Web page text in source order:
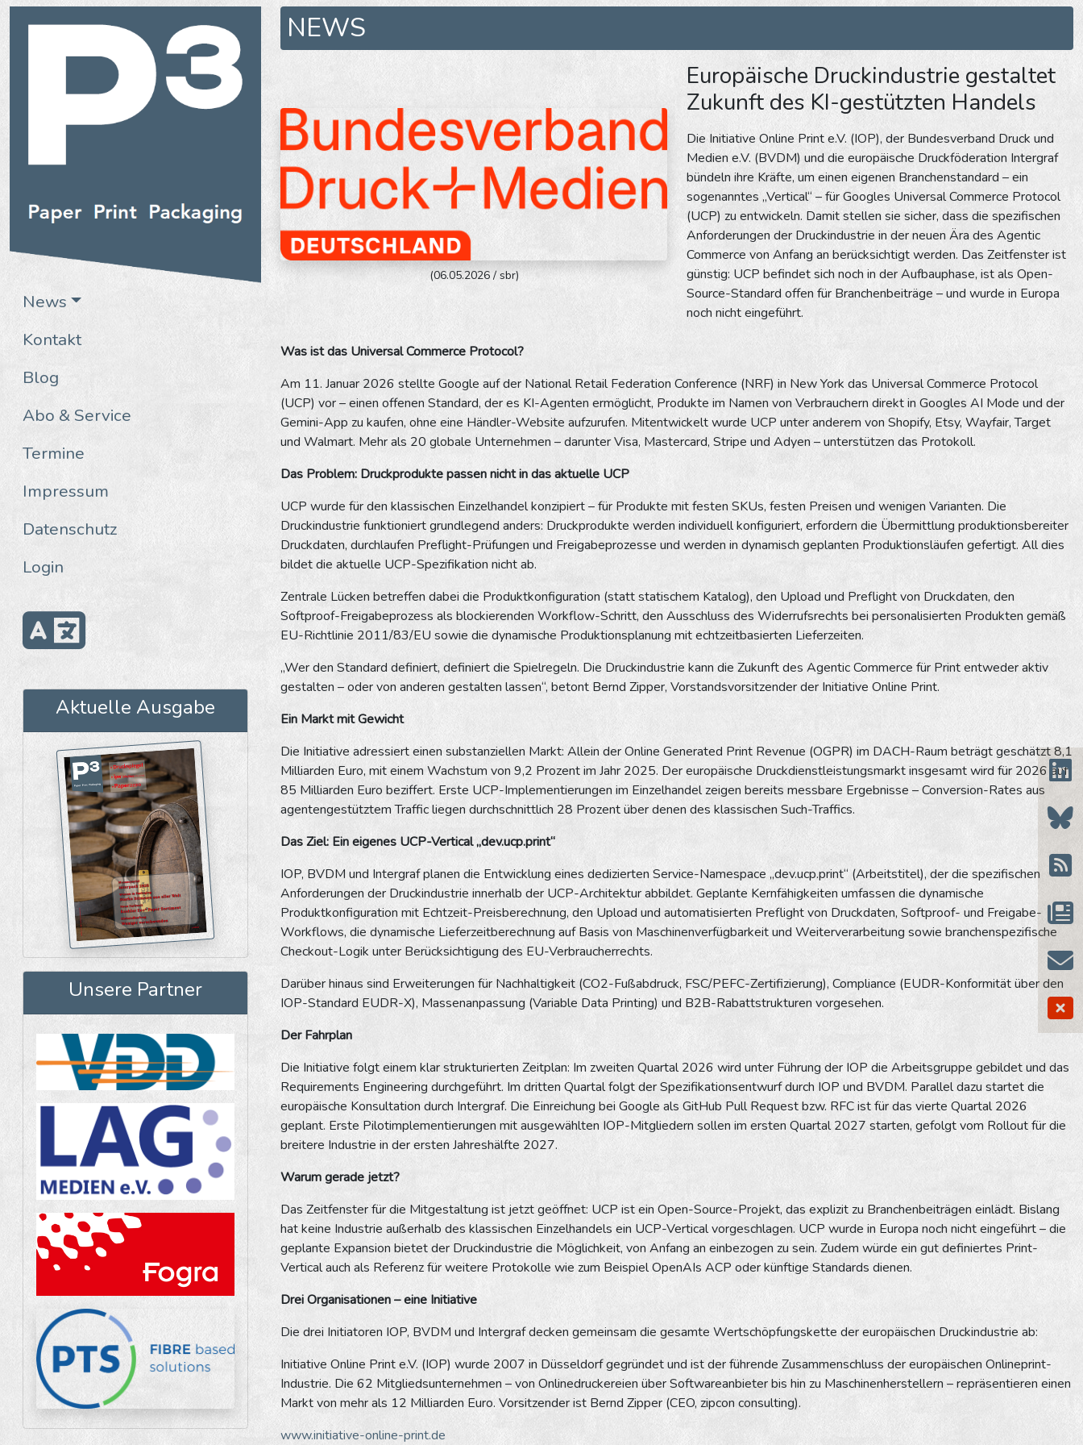
News
Kontakt
Blog
Abo & Service
Termine
Impressum
Datenschutz
Login
Aktuelle Ausgabe
Unsere Partner
NEWS
(06.05.2026 / sbr)
Europäische Druckindustrie gestaltet
Zukunft des KI-gestützten Handels
Die Initiative Online Print e.V. (IOP), der Bundesverband Druck und
Medien e.V. (BVDM) und die europäische Druckföderation Intergraf
bündeln ihre Kräfte, um einen eigenen Branchenstandard – ein
sogenanntes „Vertical“ – für Googles Universal Commerce Protocol
(UCP) zu entwickeln. Damit stellen sie sicher, dass die spezifischen
Anforderungen der Druckindustrie in der neuen Ära des Agentic
Commerce von Anfang an berücksichtigt werden. Das Zeitfenster ist
günstig: UCP befindet sich noch in der Aufbauphase, ist als Open-
Source-Standard offen für Branchenbeiträge – und wurde in Europa
noch nicht eingeführt.
Was ist das Universal Commerce Protocol?
Am 11. Januar 2026 stellte Google auf der National Retail Federation Conference (NRF) in New York das Universal Commerce Protocol
(UCP) vor – einen offenen Standard, der es KI-Agenten ermöglicht, Produkte im Namen von Verbrauchern direkt in Googles AI Mode und der
Gemini-App zu kaufen, ohne eine Händler-Website aufzurufen. Mitentwickelt wurde UCP unter anderem von Shopify, Etsy, Wayfair, Target
und Walmart. Mehr als 20 globale Unternehmen – darunter Visa, Mastercard, Stripe und Adyen – unterstützen das Protokoll.
Das Problem: Druckprodukte passen nicht in das aktuelle UCP
UCP wurde für den klassischen Einzelhandel konzipiert – für Produkte mit festen SKUs, festen Preisen und wenigen Varianten. Die
Druckindustrie funktioniert grundlegend anders: Druckprodukte werden individuell konfiguriert, erfordern die Übermittlung produktionsbereiter
Druckdaten, durchlaufen Preflight-Prüfungen und Freigabeprozesse und werden in dynamisch geplanten Produktionsläufen gefertigt. All dies
bildet die aktuelle UCP-Spezifikation nicht ab.
Zentrale Lücken betreffen dabei die Produktkonfiguration (statt statischem Katalog), den Upload und Preflight von Druckdaten, den
Softproof-Freigabeprozess als blockierenden Workflow-Schritt, den Ausschluss des Widerrufsrechts bei personalisierten Produkten gemäß
EU-Richtlinie 2011/83/EU sowie die dynamische Produktionsplanung mit echtzeitbasierten Lieferzeiten.
„Wer den Standard definiert, definiert die Spielregeln. Die Druckindustrie kann die Zukunft des Agentic Commerce für Print entweder aktiv
gestalten – oder von anderen gestalten lassen“, betont Bernd Zipper, Vorstandsvorsitzender der Initiative Online Print.
Ein Markt mit Gewicht
Die Initiative adressiert einen substanziellen Markt: Allein der Online Generated Print Revenue (OGPR) im DACH-Raum beträgt geschätzt 8,1
Milliarden Euro, mit einem Wachstum von 9,2 Prozent im Jahr 2025. Der europäische Druckdienstleistungsmarkt insgesamt wird für 2026 auf
85 Milliarden Euro beziffert. Erste UCP-Implementierungen im Einzelhandel zeigen bereits messbare Ergebnisse – Conversion-Rates aus
agentengestütztem Traffic liegen durchschnittlich 28 Prozent über denen des klassischen Such-Traffics.
Das Ziel: Ein eigenes UCP-Vertical „dev.ucp.print“
IOP, BVDM und Intergraf planen die Entwicklung eines dedizierten Service-Namespace „dev.ucp.print“ (Arbeitstitel), der die spezifischen
Anforderungen der Druckindustrie innerhalb der UCP-Architektur abbildet. Geplante Kernfähigkeiten umfassen die dynamische
Produktkonfiguration mit Echtzeit-Preisberechnung, den Upload und automatisierten Preflight von Druckdaten, Softproof- und Freigabe-
Workflows, die dynamische Lieferzeitberechnung auf Basis von Maschinenverfügbarkeit und Weiterverarbeitung sowie branchenspezifische
Checkout-Logik unter Berücksichtigung des EU-Verbraucherrechts.
Darüber hinaus sind Erweiterungen für Nachhaltigkeit (CO2-Fußabdruck, FSC/PEFC-Zertifizierung), Compliance (EUDR-Konformität über den
IOP-Standard EUDR-X), Massenanpassung (Variable Data Printing) und B2B-Rabattstrukturen vorgesehen.
Der Fahrplan
Die Initiative folgt einem klar strukturierten Zeitplan: Im zweiten Quartal 2026 wird unter Führung der IOP die Arbeitsgruppe gebildet und das
Requirements Engineering durchgeführt. Im dritten Quartal folgt der Spezifikationsentwurf durch IOP und BVDM. Parallel dazu startet die
europäische Konsultation durch Intergraf. Die Einreichung bei Google als GitHub Pull Request bzw. RFC ist für das vierte Quartal 2026
geplant. Erste Pilotimplementierungen mit ausgewählten IOP-Mitgliedern sollen im ersten Quartal 2027 starten, gefolgt vom Rollout für die
breitere Industrie in der ersten Jahreshälfte 2027.
Warum gerade jetzt?
Das Zeitfenster für die Mitgestaltung ist jetzt geöffnet: UCP ist ein Open-Source-Projekt, das explizit zu Branchenbeiträgen einlädt. Bislang
hat keine Industrie außerhalb des klassischen Einzelhandels ein UCP-Vertical vorgeschlagen. UCP wurde in Europa noch nicht eingeführt – die
geplante Expansion bietet der Druckindustrie die Möglichkeit, von Anfang an einbezogen zu sein. Zudem würde ein gut definiertes Print-
Vertical auch als Referenz für weitere Protokolle wie zum Beispiel OpenAIs ACP oder künftige Standards dienen.
Drei Organisationen – eine Initiative
Die drei Initiatoren IOP, BVDM und Intergraf decken gemeinsam die gesamte Wertschöpfungskette der europäischen Druckindustrie ab:
Initiative Online Print e.V. (IOP) wurde 2007 in Düsseldorf gegründet und ist der führende Zusammenschluss der europäischen Onlineprint-
Industrie. Die 62 Mitgliedsunternehmen – von Onlinedruckereien über Softwareanbieter bis hin zu Maschinenherstellern – repräsentieren einen
Markt von mehr als 12 Milliarden Euro. Vorsitzender ist Bernd Zipper (CEO, zipcon consulting).
www.initiative-online-print.de